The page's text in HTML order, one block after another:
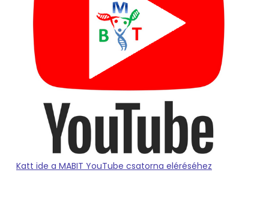
Katt ide a MABIT YouTube csatorna eléréséhez